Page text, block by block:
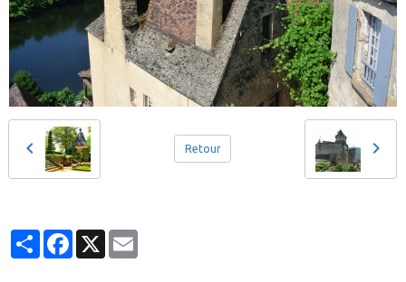
Retour
PartagerFacebook
X